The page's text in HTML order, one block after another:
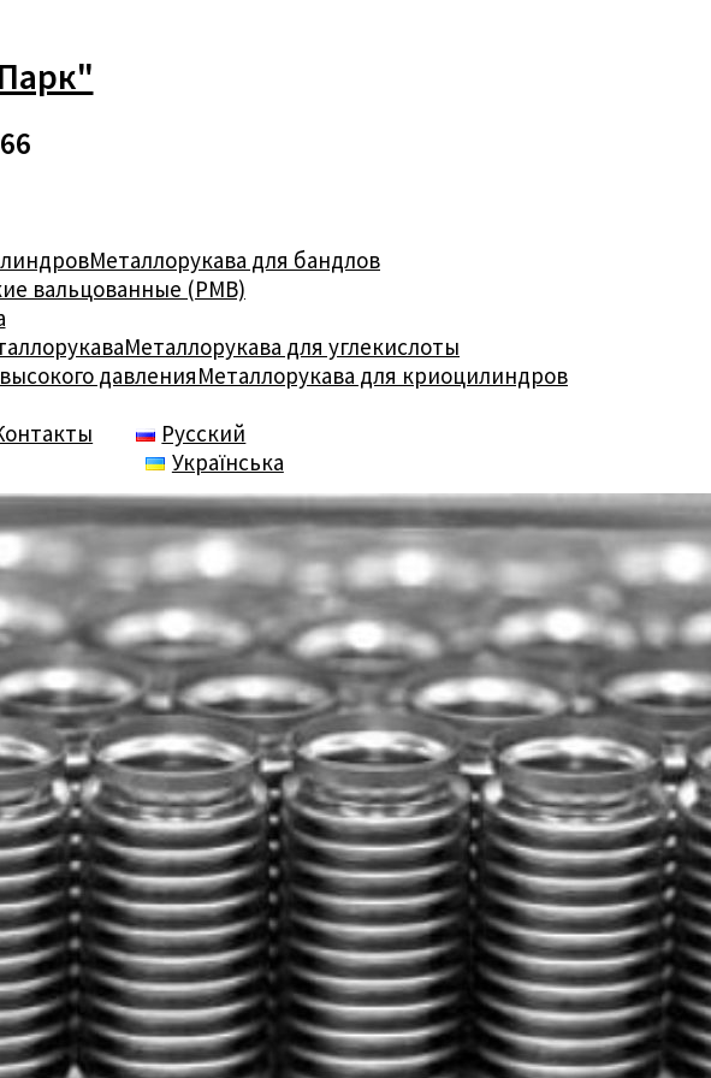
Металлорукава для бандлов
вальцованные (РМВ)
Металлорукава для углекислоты
давленияМеталлорукава для криоцилиндров
Русский
Українська